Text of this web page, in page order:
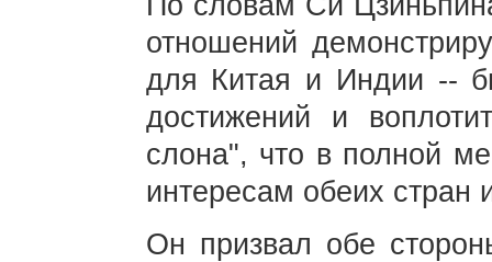
отношений
для Китая и Индии --
достижений и
слона", что в полной
интересам обеих стран
Он призвал обе